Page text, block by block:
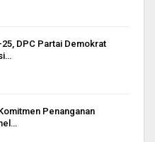
DPC Partai Demokrat
Penanganan